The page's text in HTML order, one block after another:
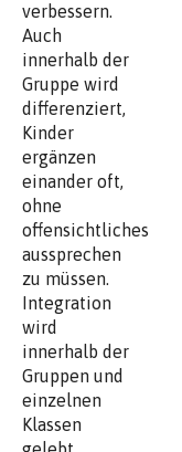
verbessern.
Auch
innerhalb der
Gruppe wird
differenziert,
Kinder
ergänzen
einander oft,
ohne
offensichtliches
aussprechen
zu müssen.
Integration
wird
innerhalb der
Gruppen und
einzelnen
Klassen